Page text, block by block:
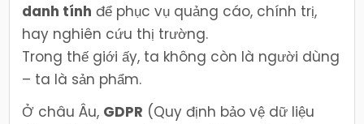
danh tính để phục vụ quảng cáo, chính trị,
hay nghiên cứu thị trường.
Trong thế giới ấy, ta không còn là người dùng
– ta là sản phẩm.
Ở châu Âu, GDPR (Quy định bảo vệ dữ liệu